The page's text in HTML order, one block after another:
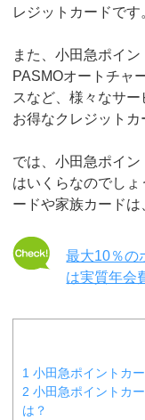
レジットカードです
また、小田急ポイン
PASMOオートチャ
スなど、様々なサ
お得なクレジットカ
では、小田急ポイ
はいくらなのでし
ードや家族カードは
最大10％の
は実質年会
1 小田急ポイントカ
2 小田急ポイントカ
は？